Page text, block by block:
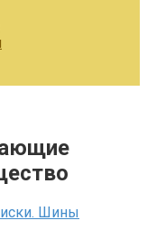
Шины